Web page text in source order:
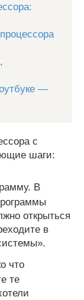
—
с
шаги:
В
открыться
в
что
те